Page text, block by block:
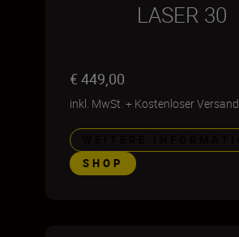
LASER 30
€ 449,00
inkl. MwSt. + Kostenloser Versand
SHOP